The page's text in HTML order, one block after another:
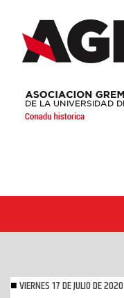
content
VIERNES 17 DE JULIO DE 2020